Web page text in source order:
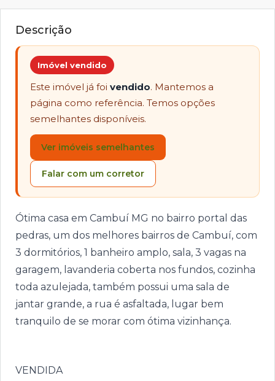
Descrição
Imóvel vendido
Este imóvel já foi vendido. Mantemos a
página como referência. Temos opções
semelhantes disponíveis.
Ver imóveis semelhantes
Falar com um corretor
Ótima casa em Cambuí MG no bairro portal das
pedras, um dos melhores bairros de Cambuí, com
3 dormitórios, 1 banheiro amplo, sala, 3 vagas na
garagem, lavanderia coberta nos fundos, cozinha
toda azulejada, também possui uma sala de
jantar grande, a rua é asfaltada, lugar bem
tranquilo de se morar com ótima vizinhança.
VENDIDA